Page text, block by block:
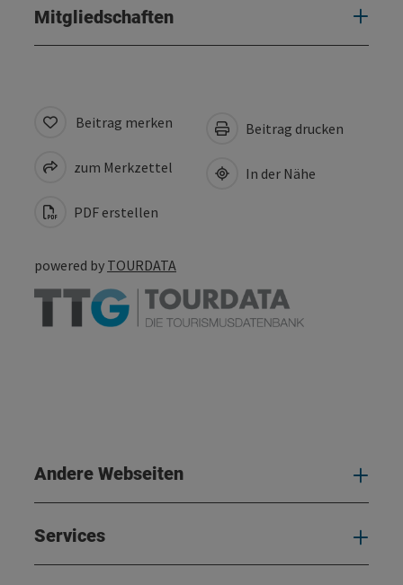
Mitgliedschaften
Beitrag merken
zum Merkzettel
PDF erstellen
Beitrag drucken
In der Nähe
powered by TOURDATA
Andere Webseiten
Services